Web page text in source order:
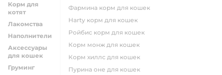
Корм для
котят
Лакомства
Наполнители
Аксессуары
для кошек
Груминг
фармина корм для кошек
harty корм для кошек
ройбис корм для кошек
корм монж для кошек
корм хиллс для кошек
пурина оне для кошек